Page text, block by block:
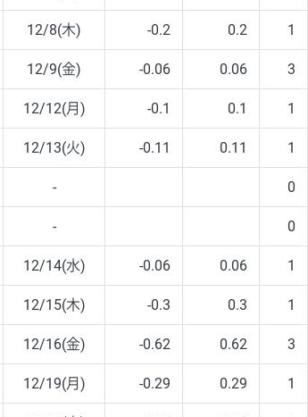
12/8(木) -0.2 0.2 1
12/9(金) -0.06 0.06 3
12/12(月) -0.1 0.1 1
12/13(火) -0.11 0.11 1
- 0
- 0
12/14(水) -0.06 0.06 1
12/15(木) -0.3 0.3 1
12/16(金) -0.62 0.62 3
12/19(月) -0.29 0.29 1